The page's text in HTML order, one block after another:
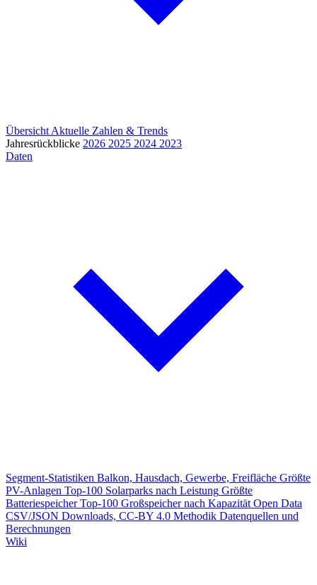
Übersicht Aktuelle Zahlen & Trends
Jahresrückblicke 2026 2025 2024 2023
Daten
Segment-Statistiken Balkon, Hausdach, Gewerbe, Freifläche Größte
PV-Anlagen Top-100 Solarparks nach Leistung Größte
Batteriespeicher Top-100 Großspeicher nach Kapazität Open Data
CSV/JSON Downloads, CC-BY 4.0 Methodik Datenquellen und
Berechnungen
Wiki